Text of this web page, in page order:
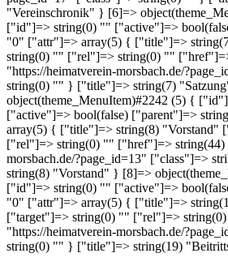
"Vereinschronik" } [6]=>
["id"]=> string(0) "" ["active"]=>
"0" ["attr"]=> array(5) { ["title"]=>
string(0) "" ["rel"]=> string(0) ""
"https://heimatverein-morsbach.de/
string(0) "" } ["title"]=> string(7)
object(theme_MenuItem)#2242 (5) {
["active"]=> bool(false) ["parent"]=>
array(5) { ["title"]=> string(8) "Vorstand"
["rel"]=> string(0) "" ["href"]=> string(44)
morsbach.de/?page_id=13" ["class"]=>
string(8) "Vorstand" } [8]=>
["id"]=> string(0) "" ["active"]=>
"0" ["attr"]=> array(5) { ["title"]=>
["target"]=> string(0) "" ["rel"]=>
"https://heimatverein-morsbach.de/
string(0) "" } ["title"]=> string(19)